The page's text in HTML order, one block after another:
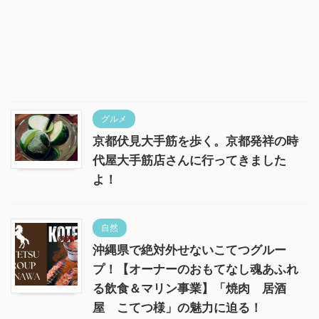
グルメ
京都伏見大手筋を歩く。京都発祥の時
代屋大手筋店さんに行ってきました
よ！
自然
沖縄県で絶対外せないこてつグルー
プ！【オーナーのおもてなし魂あふれ
る飲食＆マリン事業】「焼肉 居酒
屋 こてつ様」の魅力に迫る！